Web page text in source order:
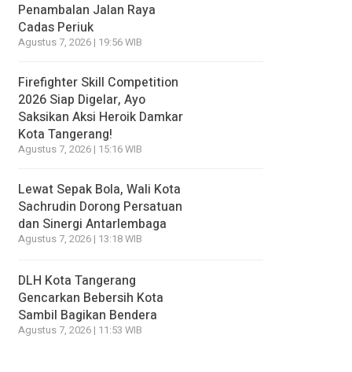
Penambalan Jalan Raya
Cadas Periuk
Agustus 7, 2026 | 19:56 WIB
Firefighter Skill Competition
2026 Siap Digelar, Ayo
Saksikan Aksi Heroik Damkar
Kota Tangerang!
Agustus 7, 2026 | 15:16 WIB
Lewat Sepak Bola, Wali Kota
Sachrudin Dorong Persatuan
dan Sinergi Antarlembaga
Agustus 7, 2026 | 13:18 WIB
DLH Kota Tangerang
Gencarkan Bebersih Kota
Sambil Bagikan Bendera
Agustus 7, 2026 | 11:53 WIB